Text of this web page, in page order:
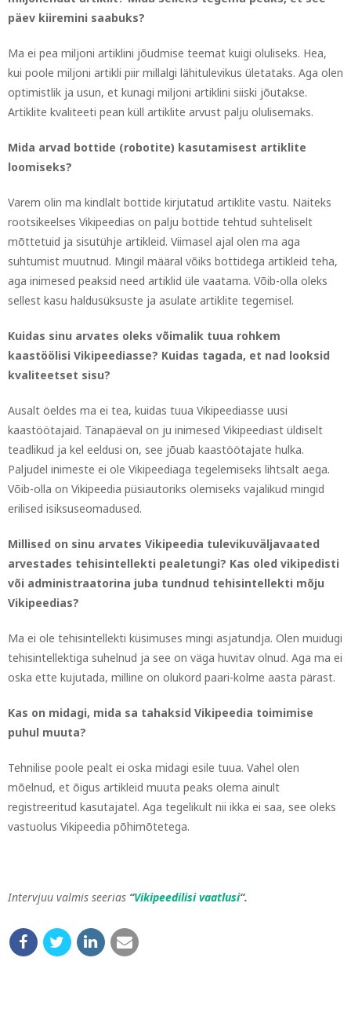
päev kiiremini saabuks?
Ma ei pea miljoni artiklini jõudmise teemat kuigi oluliseks. Hea,
kui poole miljoni artikli piir millalgi lähitulevikus ületataks. Aga olen
optimistlik ja usun, et kunagi miljoni artiklini siiski jõutakse.
Artiklite kvaliteeti pean küll artiklite arvust palju olulisemaks.
Mida arvad bottide (robotite) kasutamisest artiklite
loomiseks?
Varem olin ma kindlalt bottide kirjutatud artiklite vastu. Näiteks
rootsikeelses Vikipeedias on palju bottide tehtud suhteliselt
mõttetuid ja sisutühje artikleid. Viimasel ajal olen ma aga
suhtumist muutnud. Mingil määral võiks bottidega artikleid teha,
aga inimesed peaksid need artiklid üle vaatama. Võib-olla oleks
sellest kasu haldusüksuste ja asulate artiklite tegemisel.
Kuidas sinu arvates oleks võimalik tuua rohkem
kaastöölisi Vikipeediasse? Kuidas tagada, et nad looksid
kvaliteetset sisu?
Ausalt öeldes ma ei tea, kuidas tuua Vikipeediasse uusi
kaastöötajaid. Tänapäeval on ju inimesed Vikipeediast üldiselt
teadlikud ja kel eeldusi on, see jõuab kaastöötajate hulka.
Paljudel inimeste ei ole Vikipeediaga tegelemiseks lihtsalt aega.
Võib-olla on Vikipeedia püsiautoriks olemiseks vajalikud mingid
erilised isiksuseomadused.
Millised on sinu arvates Vikipeedia tulevikuväljavaated
arvestades tehisintellekti pealetungi? Kas oled vikipedisti
või administraatorina juba tundnud tehisintellekti mõju
Vikipeedias?
Ma ei ole tehisintellekti küsimuses mingi asjatundja. Olen muidugi
tehisintellektiga suhelnud ja see on väga huvitav olnud. Aga ma ei
oska ette kujutada, milline on olukord paari-kolme aasta pärast.
Kas on midagi, mida sa tahaksid Vikipeedia toimimise
puhul muuta?
Tehnilise poole pealt ei oska midagi esile tuua. Vahel olen
mõelnud, et õigus artikleid muuta peaks olema ainult
registreeritud kasutajatel. Aga tegelikult nii ikka ei saa, see oleks
vastuolus Vikipeedia põhimõtetega.
Intervjuu valmis seerias “Vikipeedilisi vaatlusi“.